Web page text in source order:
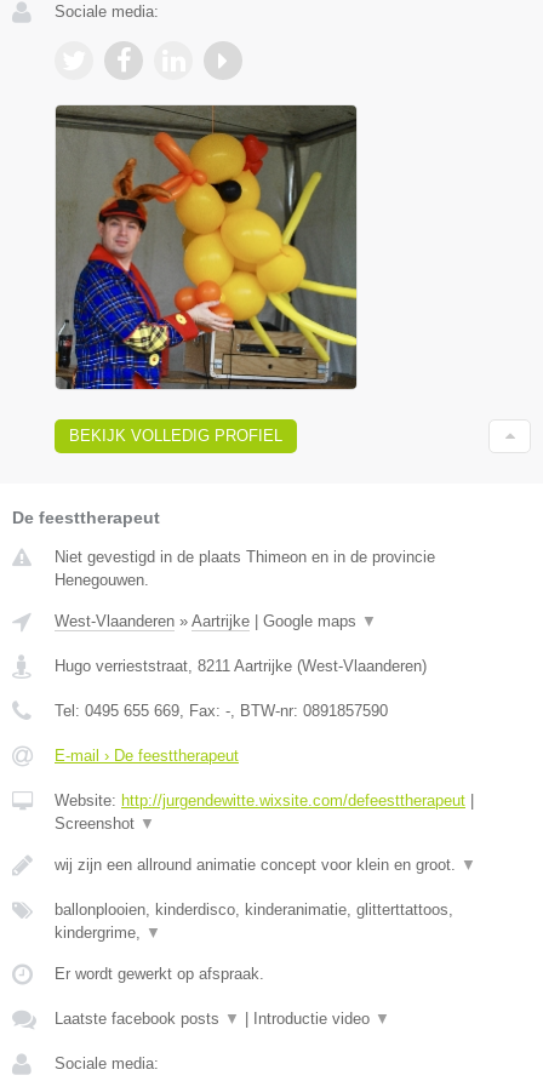
Sociale media:
BEKIJK VOLLEDIG PROFIEL
De feesttherapeut
Niet gevestigd in de plaats Thimeon en in de provincie
Henegouwen.
West-Vlaanderen » Aartrijke | Google maps ▼
Hugo verrieststraat 8211 Aartrijke (West-Vlaanderen)
Tel: 0495 655 669 , Fax: - , BTW-nr: 0891857590
E-mail › De feesttherapeut
Website: http://jurgendewitte.wixsite.com/defeesttherapeut |
Screenshot ▼
wij zijn een allround animatie concept voor klein en groot. ▼
ballonplooien, kinderdisco, kinderanimatie, glitterttattoos,
kindergrime,
▼
Er wordt gewerkt op afspraak.
Laatste facebook posts ▼ | Introductie video ▼
Sociale media: